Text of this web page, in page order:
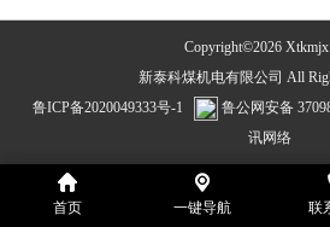
Copyright©2026
新泰科煤机电有限公司 All
鲁ICP备2020049333号-1
鲁公网安备
讯网络
首页 一键导航 联